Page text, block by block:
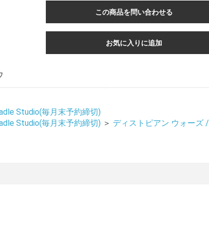
この商品を問い合わせる
お気に入りに追加
Studio(毎月末予約締切)
Studio(毎月末予約締切) ＞ ディストピアン ウォーズ /